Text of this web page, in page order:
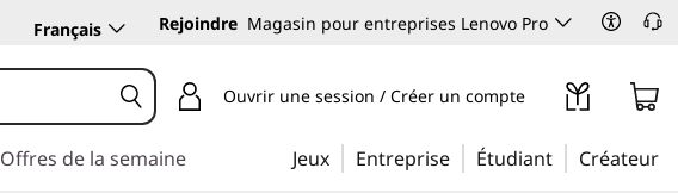
Français Rejoindre Magasin pour entreprises Lenovo Pro
Ouvrir une session / Créer un compte
Offres de la semaine Jeux Entreprise Étudiant Créateur